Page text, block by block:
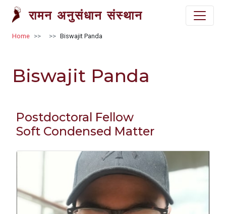
Skip to main content
रामन अनुसंधान संस्थान
Breadcrumb
Home Biswajit Panda
Biswajit Panda
Postdoctoral Fellow
Soft Condensed Matter